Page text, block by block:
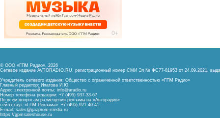
© ООО «ГПМ Радио», 2026
Сетевое издание AVTORADIO.RU, регистрационный номер СМИ Эл № ФС77-81953 от 24.09.2021,
Учредитель сетевого издания: Общество с ограниченной ответственностью «ГПМ Радио»
Главный редактор: Ипатова И.Ю.
Адрес электронной почты: info@aradio.ru
Номер телефона редакции: +7 (495) 937-33-67
По всем вопросам размещения рекламы на «Авторадио»
сейлз-хаус «ГПМ Реклама»: +7 (495) 921-40-41
E-mail: sales@gazprom-media.ru
https://gpmsaleshouse.ru